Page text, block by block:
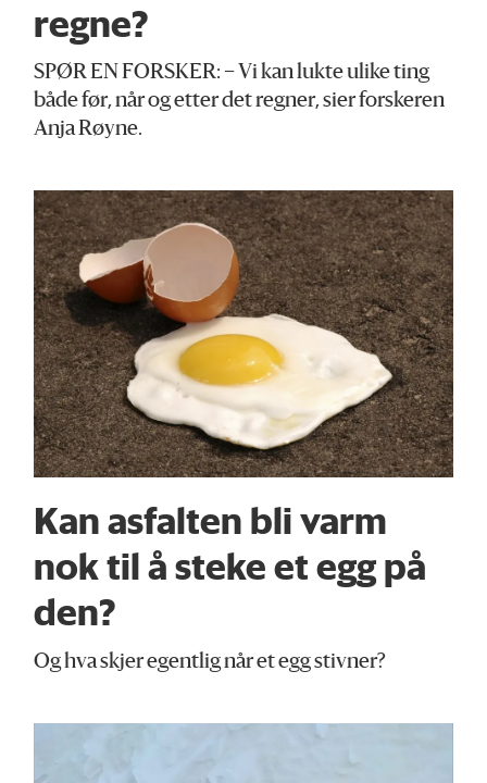
regne?
SPØR EN FORSKER: – Vi kan lukte ulike ting
både før, når og etter det regner, sier forskeren
Anja Røyne.
Kan asfalten bli varm
nok til å steke et egg på
den?
Og hva skjer egentlig når et egg stivner?